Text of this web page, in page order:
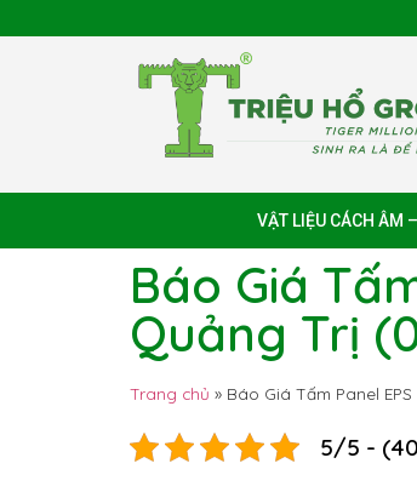
VẬT LIỆU CÁCH ÂM
Báo Giá
Quảng Trị
Trang chủ » Báo Giá Tấm Panel
5/5 -